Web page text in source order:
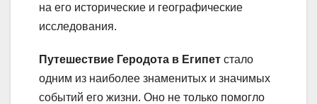
на его исторические и географические
исследования.
Путешествие Геродота в Египет стало
одним из наиболее знаменитых и значимых
событий его жизни. Оно не только помогло